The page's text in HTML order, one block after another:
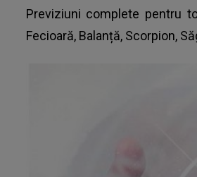
Previziuni complete pentru
Fecioară, Balanță, Scorpion,